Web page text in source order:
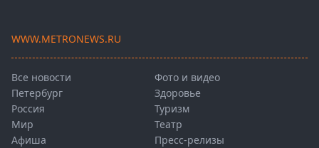
WWW.METRONEWS.RU
Все новости
Петербург
Россия
Мир
Афиша
Фото и видео
Здоровье
Туризм
Театр
Пресс-релизы